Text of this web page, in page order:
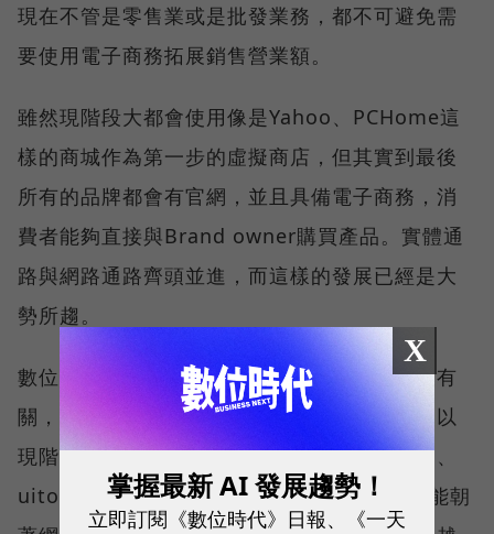
現在不管是零售業或是批發業務，都不可避免需
要使用電子商務拓展銷售營業額。
雖然現階段大都會使用像是Yahoo、PCHome這
樣的商城作為第一步的虛擬商店，但其實到最後
所有的品牌都會有官網，並且具備電子商務，消
費者能夠直接與Brand owner購買產品。實體通
路與網路通路齊頭並進，而這樣的發展已經是大
勢所趨。
數位媒體未來不將只是跟電子商務公司的發展有
關，更與所有產業品牌都有密不可分的關連。以
現階段來說純粹的電子商務公司，像是亞馬遜、
uitox、PChome，沒有傳統的實體通路，只能朝
X
掌握最新 AI 發展趨勢！
立即訂閱《數位時代》日報、《一天